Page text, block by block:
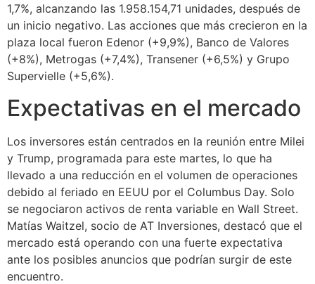
1,7%, alcanzando las 1.958.154,71 unidades, después de
un inicio negativo. Las acciones que más crecieron en la
plaza local fueron Edenor (+9,9%), Banco de Valores
(+8%), Metrogas (+7,4%), Transener (+6,5%) y Grupo
Supervielle (+5,6%).
Expectativas en el mercado
Los inversores están centrados en la reunión entre Milei
y Trump, programada para este martes, lo que ha
llevado a una reducción en el volumen de operaciones
debido al feriado en EEUU por el Columbus Day. Solo
se negociaron activos de renta variable en Wall Street.
Matías Waitzel, socio de AT Inversiones, destacó que el
mercado está operando con una fuerte expectativa
ante los posibles anuncios que podrían surgir de este
encuentro.